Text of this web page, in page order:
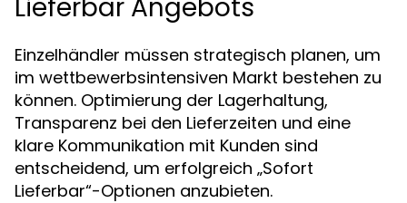
Lieferbar Angebots
Einzelhändler müssen strategisch planen, um
im wettbewerbsintensiven Markt bestehen zu
können. Optimierung der Lagerhaltung,
Transparenz bei den Lieferzeiten und eine
klare Kommunikation mit Kunden sind
entscheidend, um erfolgreich „Sofort
Lieferbar“-Optionen anzubieten.